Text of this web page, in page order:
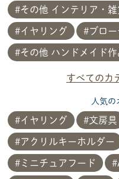
その他 インテリア・雑
イヤリング ブロー
その他 ハンドメイド作
すべてのカ
人気の
イヤリング 文房具
アクリルキーホルダー
ミニチュアフード